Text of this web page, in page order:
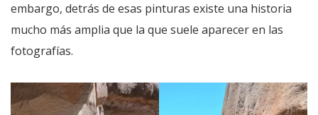
embargo, detrás de esas pinturas existe una historia
mucho más amplia que la que suele aparecer en las
fotografías.